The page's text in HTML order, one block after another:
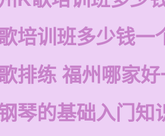
培训班多少钱一
排练 福州哪家
琴的基础入门知